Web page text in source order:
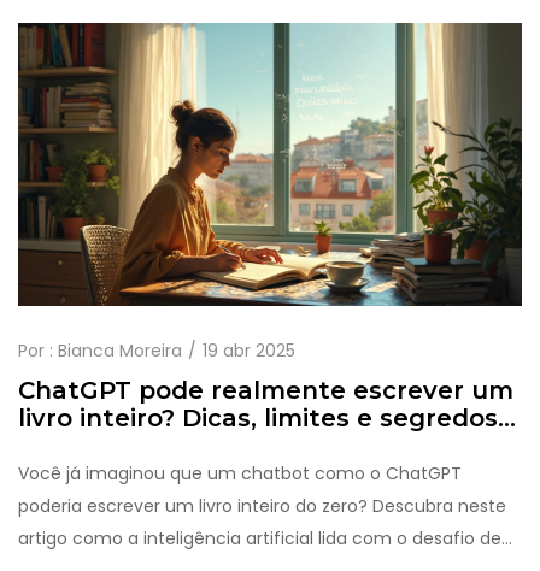
Por : Bianca Moreira 19 abr 2025
ChatGPT pode realmente escrever um
livro inteiro? Dicas, limites e segredos
Você já imaginou que um chatbot como o ChatGPT
poderia escrever um livro inteiro do zero? Descubra neste
artigo como a inteligência artificial lida com o desafio de